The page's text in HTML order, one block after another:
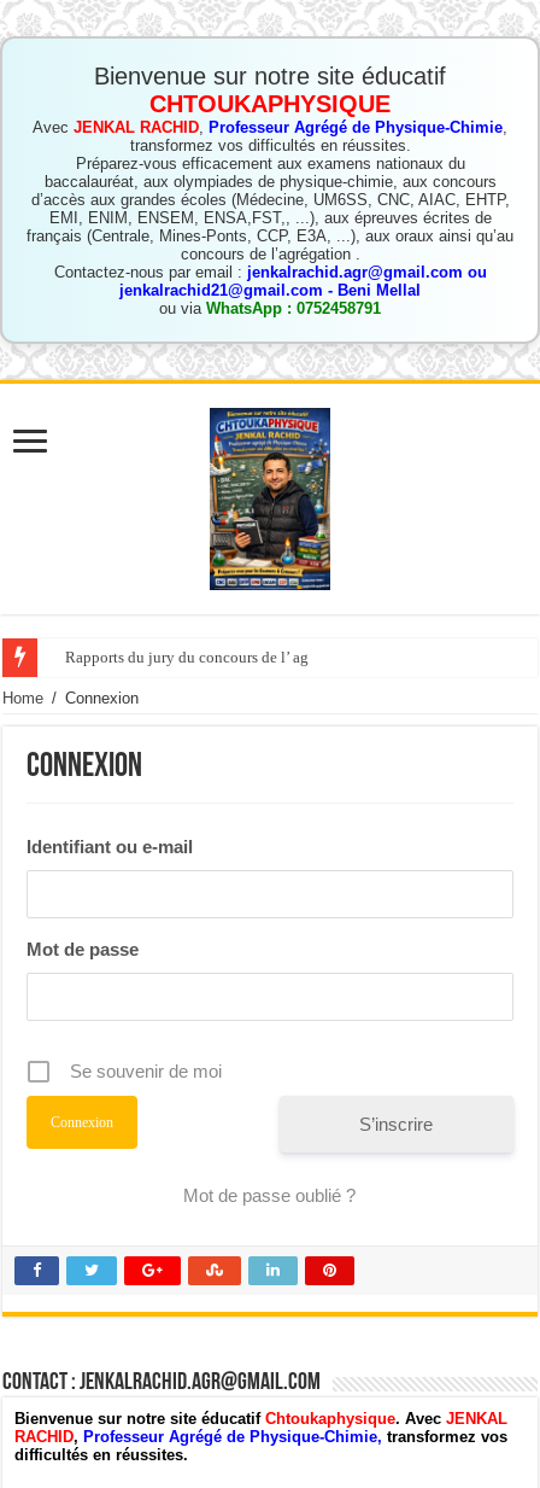
Bienvenue sur notre site éducatif
CHTOUKAPHYSIQUE
Avec JENKAL RACHID, Professeur Agrégé de Physique-Chimie,
transformez vos difficultés en réussites.
Préparez-vous efficacement aux examens nationaux du
baccalauréat, aux olympiades de physique-chimie, aux concours
d’accès aux grandes écoles (Médecine, UM6SS, CNC, AIAC, EHTP,
EMI, ENIM, ENSEM, ENSA,FST,, ...), aux épreuves écrites de
français (Centrale, Mines-Ponts, CCP, E3A, ...), aux oraux ainsi qu’au
concours de l’agrégation .
Contactez-nous par email : jenkalrachid.agr@gmail.com ou
jenkalrachid21@gmail.com - Beni Mellal
ou via WhatsApp : 0752458791
Rapports du jury du concours de l’ agrégation de s
Home / Connexion
Connexion
Identifiant ou e-mail
Mot de passe
Se souvenir de moi
S’inscrire
Mot de passe oublié ?
Contact : jenkalrachid.agr@gmail.com
Bienvenue sur notre site éducatifChtoukaphysique. AvecJENKAL
RACHID,Professeur Agrégé de Physique-Chimie,transformez vos
difficultés en réussites.